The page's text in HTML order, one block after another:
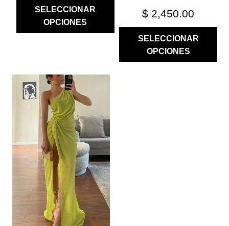
SELECCIONAR
OPCIONES
$ 2,450.00
SELECCIONAR
OPCIONES
ESTE
PRODUCTO
MÚLTIPLES
VARIANTES.
LAS
OPCIONES
PUEDEN
ELEGIR